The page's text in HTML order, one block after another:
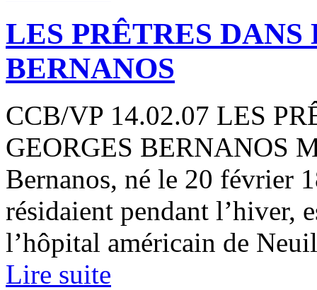
LES PRÊTRES
BERNANOS
CCB/VP 14.02.07 LES
GEORGES BERNANOS
Bernanos, né le 20 février
résidaient pendant l’hiver,
l’hôpital américain de
Lire suite